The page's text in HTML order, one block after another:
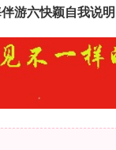
伴游六快颖自我说明